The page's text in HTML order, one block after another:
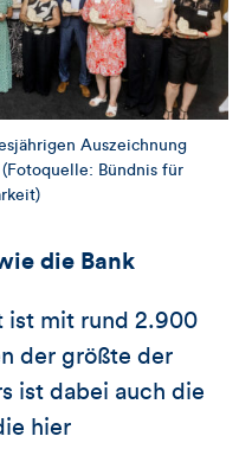
Auszeichnung
Bündnis für
die Bank
ist mit rund 2.900
der größte der
ist dabei auch die
hier